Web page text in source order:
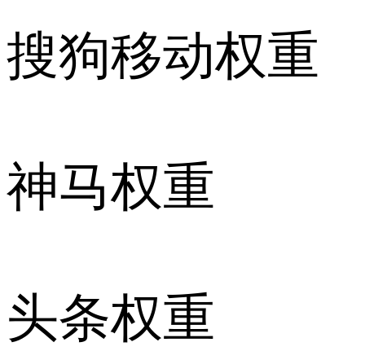
搜狗移动权重
神马权重
头条权重